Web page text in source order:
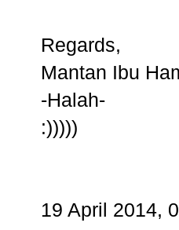
Regards,
Mantan Ibu
-Halah-
:)))))
19 April 2014,